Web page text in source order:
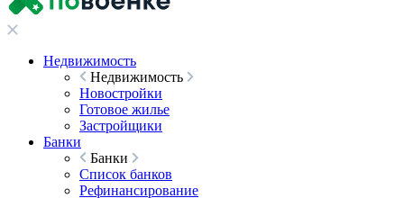
Недвижимость
Недвижимость
Новостройки
Готовое жилье
Застройщики
Банки
Банки
Список банков
Рефинансирование